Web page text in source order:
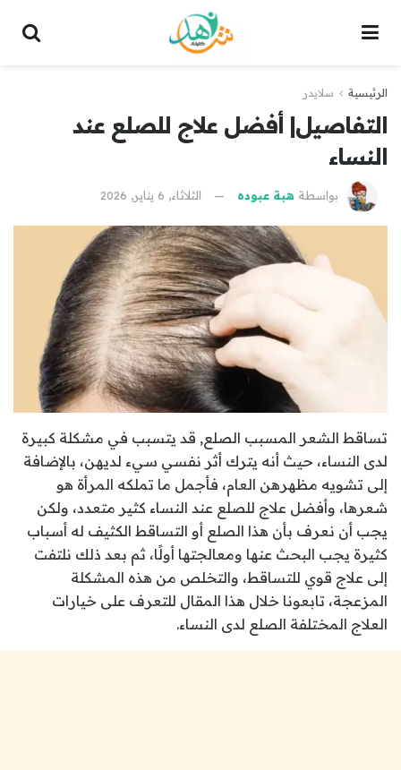
الرئيسية سلايدر
التفاصيل| أفضل علاج للصلع عند
النساء
بواسطة هبة عبوده الثلاثاء, 6 يناير, 2026
تساقط الشعر المسبب الصلع, قد يتسبب في مشكلة كبيرة
لدى النساء، حيث أنه يترك أثر نفسي سيء لديهن، بالإضافة
إلى تشويه مظهرهن العام، فأجمل ما تملكه المرأة هو
شعرها، وأفضل علاج للصلع عند النساء كثير متعدد، ولكن
يجب أن نعرف بأن هذا الصلع أو التساقط الكثيف له أسباب
كثيرة يجب البحث عنها ومعالجتها أولًا، ثم بعد ذلك نلتفت
إلى علاج قوي للتساقط، والتخلص من هذه المشكلة
المزعجة، تابعونا خلال هذا المقال للتعرف على خيارات
العلاج المختلفة الصلع لدى النساء.